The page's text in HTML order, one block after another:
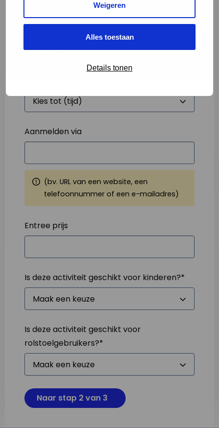
Weigeren
Alles toestaan
Details tonen
Starttijd*
Aanmelden via
(bv. URL van een website, een
telefoonnummer of een e-mailadres)
Entree prijs
Is deze activiteit geschikt voor kinderen?*
Is deze activiteit geschikt voor
rolstoelgebruikers?*